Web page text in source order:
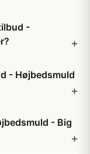
-
- Højbedsmuld
- Big